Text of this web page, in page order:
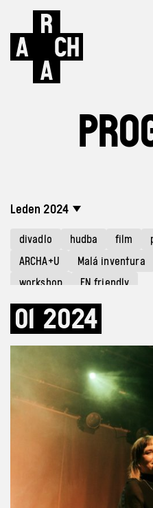
Leden 2024
divadlo hudba film
ARCHA+U
Malá inventura
workshop
EN friendly
01 2024